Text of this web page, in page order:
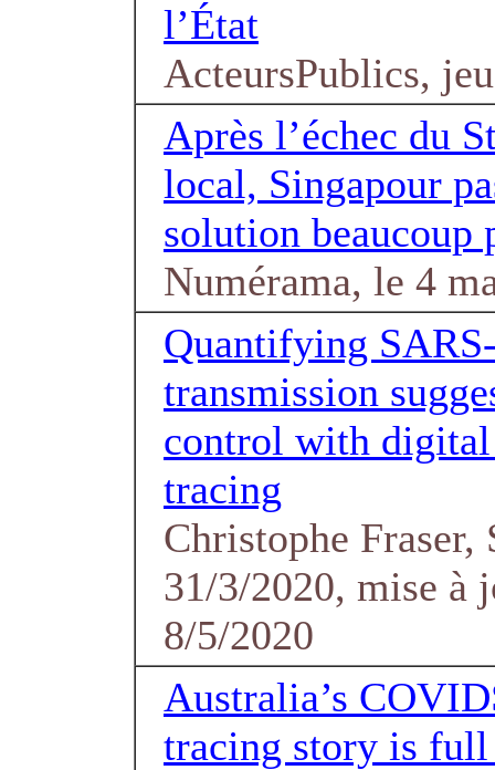
l’État
ActeursPublics,
Après l’échec du
local, Singapour
solution beaucoup
Numérama, le 4
Quantifying
transmission
control with
tracing
Christophe Fraser,
31/3/2020, mise à
8/5/2020
Australia’s
tracing story is full